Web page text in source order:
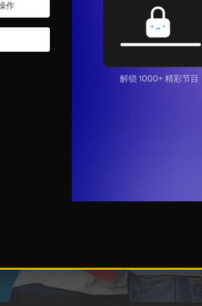
解锁 1000+ 精彩节目